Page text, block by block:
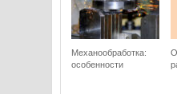
Механообработка:
особенности